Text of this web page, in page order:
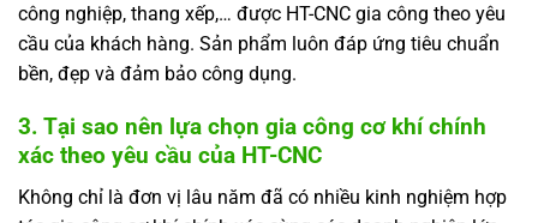
công nghiệp, thang xếp,… được HT-CNC gia công theo yêu
cầu của khách hàng. Sản phẩm luôn đáp ứng tiêu chuẩn
bền, đẹp và đảm bảo công dụng.
3. Tại sao nên lựa chọn gia công cơ khí chính
xác theo yêu cầu của HT-CNC
Không chỉ là đơn vị lâu năm đã có nhiều kinh nghiệm hợp